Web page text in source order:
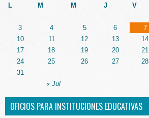
L
M M J V
« Jul
3
4 5 6 7
10
11 12 13 14
17
18 19 20 21
24
25 26 27 28
31
OFICIOS PARA INSTITUCIONES EDUCATIVAS